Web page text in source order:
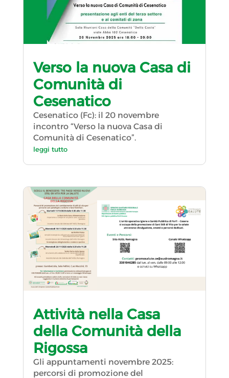
Verso la nuova Casa di
Comunità di
Cesenatico
Cesenatico (Fc): il 20 novembre
incontro “Verso la nuova Casa di
Comunità di Cesenatico”.
leggi tutto
Attività nella Casa
della Comunità della
Rigossa
Gli appuntamenti novembre 2025:
percorsi di promozione del